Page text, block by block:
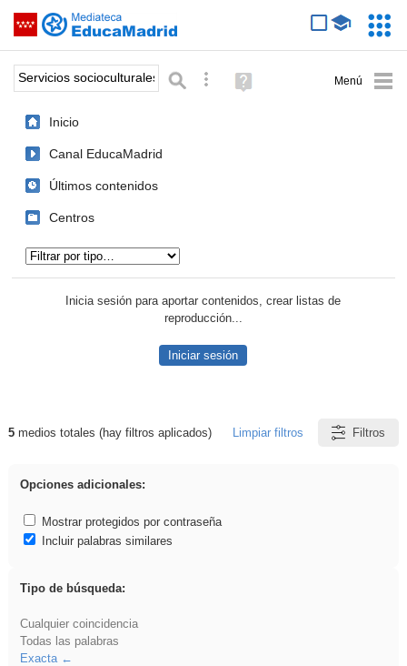
Saltar navegación
Palabra o frase: Búsqueda avanzada
Ayuda
(en
Inicio
Canal EducaMadrid
Últimos contenidos
Centros
Inicia sesión para aportar contenidos, crear listas de
reproducción...
Iniciar sesión
Resultados de: Servicios socioculturales y a
5medios totales (hay filtros aplicados) Limpiar filtros Filtros
Opciones adicionales:
Mostrar protegidos por contraseña
Incluir palabras similares
Tipo de búsqueda:
Cualquier coincidencia
Todas las palabras
Exacta